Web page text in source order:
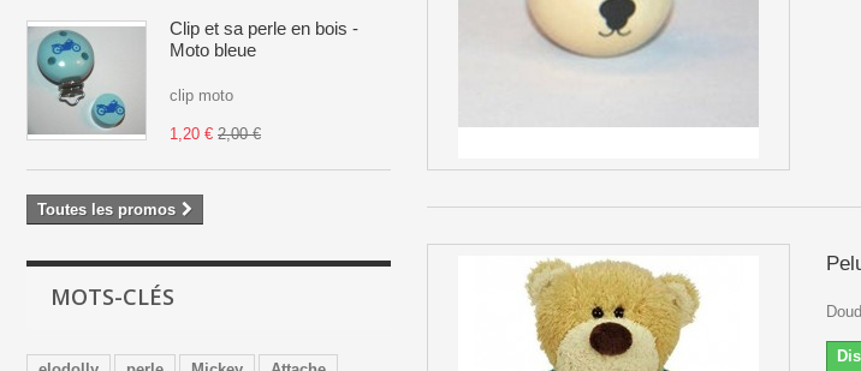
Clip et sa perle en bois -
Moto bleue
clip moto
1,20 € 2,00 €
Toutes les promos
MOTS-CLÉS